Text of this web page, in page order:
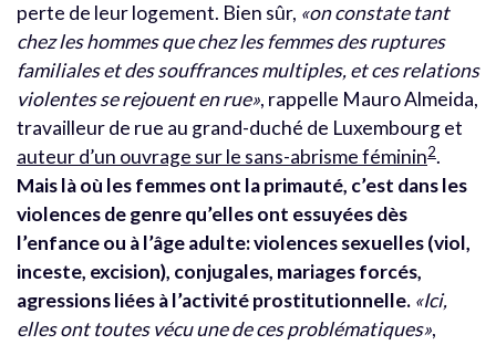
perte de leur logement. Bien sûr, «on constate tant
chez les hommes que chez les femmes des ruptures
familiales et des souffrances multiples, et ces relations
violentes se rejouent en rue», rappelle Mauro Almeida,
travailleur de rue au grand-duché de Luxembourg et
auteur d’un ouvrage sur le sans-abrisme féminin2.
Mais là où les femmes ont la primauté, c’est dans les
violences de genre qu’elles ont essuyées dès
l’enfance ou à l’âge adulte: violences sexuelles (viol,
inceste, excision), conjugales, mariages forcés,
agressions liées à l’activité prostitutionnelle. «Ici,
elles ont toutes vécu une de ces problématiques»,